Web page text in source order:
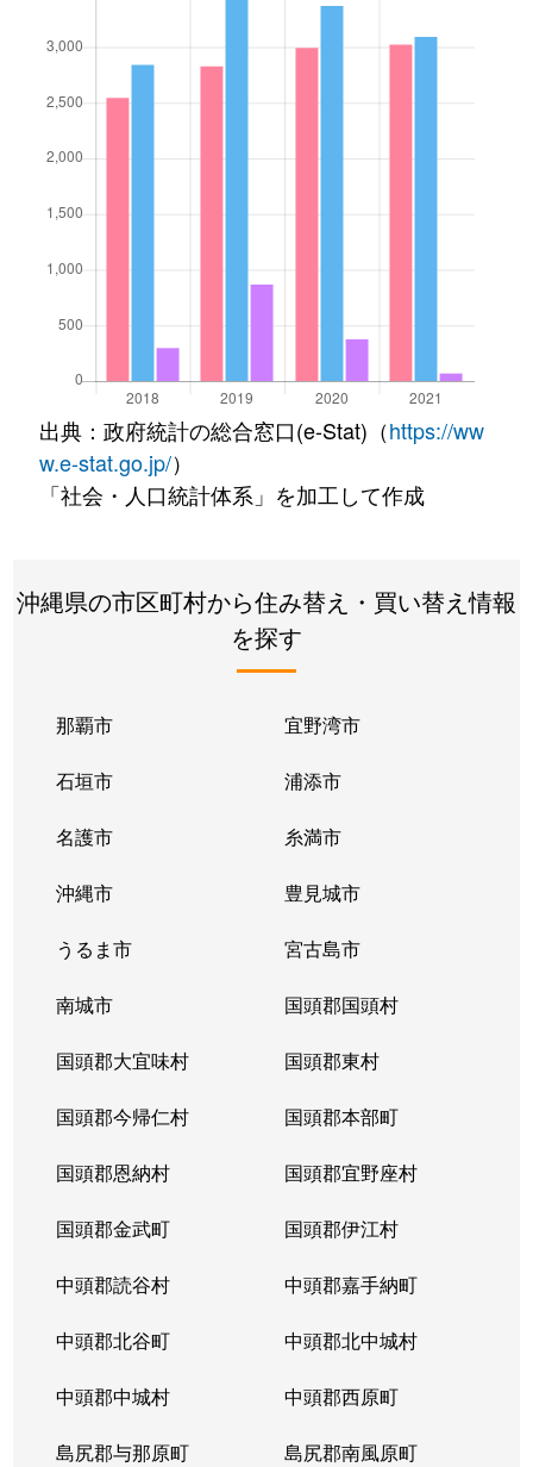
出典：政府統計の総合窓口(e-Stat)（https://ww
w.e-stat.go.jp/）
「社会・人口統計体系」を加工して作成
沖縄県の市区町村から住み替え・買い替え情報
を探す
那覇市 宜野湾市
石垣市 浦添市
名護市 糸満市
沖縄市 豊見城市
うるま市 宮古島市
南城市 国頭郡国頭村
国頭郡大宜味村 国頭郡東村
国頭郡今帰仁村 国頭郡本部町
国頭郡恩納村 国頭郡宜野座村
国頭郡金武町 国頭郡伊江村
中頭郡読谷村 中頭郡嘉手納町
中頭郡北谷町 中頭郡北中城村
中頭郡中城村 中頭郡西原町
島尻郡与那原町 島尻郡南風原町